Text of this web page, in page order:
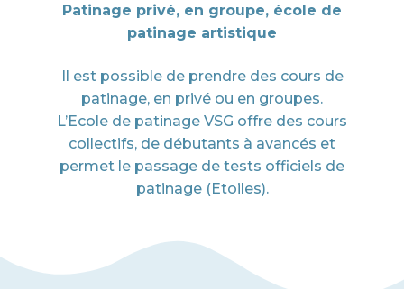
Patinage privé, en groupe, école de
patinage artistique
Il est possible de prendre des cours de
patinage, en privé ou en groupes.
L’Ecole de patinage VSG offre des cours
collectifs, de débutants à avancés et
permet le passage de tests officiels de
patinage (Etoiles).